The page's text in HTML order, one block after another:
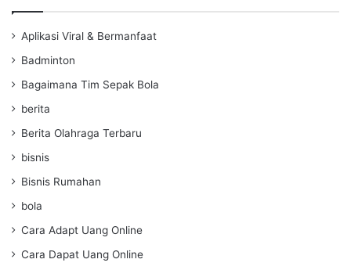
Aplikasi Viral & Bermanfaat
Badminton
Bagaimana Tim Sepak Bola
berita
Berita Olahraga Terbaru
bisnis
Bisnis Rumahan
bola
Cara Adapt Uang Online
Cara Dapat Uang Online